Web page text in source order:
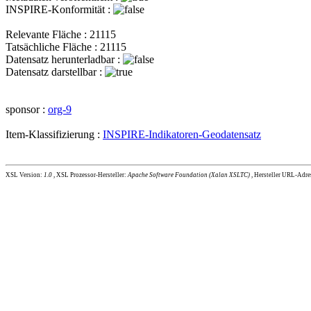
INSPIRE-Konformität :
Relevante Fläche : 21115
Tatsächliche Fläche : 21115
Datensatz herunterladbar :
Datensatz darstellbar :
sponsor : org-9
Item-Klassifizierung : INSPIRE-Indikatoren-Geodatensatz
XSL Version: 1.0 , XSL Prozessor-Hersteller:Apache Software Foundation (Xalan XSLTC) , Hersteller URL-